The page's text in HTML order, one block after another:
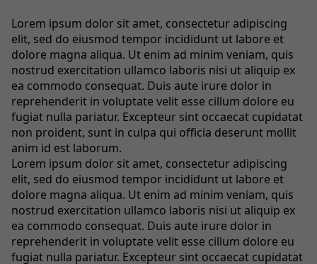
Lorem ipsum dolor sit amet, consectetur adipiscing
elit, sed do eiusmod tempor incididunt ut labore et
dolore magna aliqua. Ut enim ad minim veniam, quis
nostrud exercitation ullamco laboris nisi ut aliquip ex
ea commodo consequat. Duis aute irure dolor in
reprehenderit in voluptate velit esse cillum dolore eu
fugiat nulla pariatur. Excepteur sint occaecat cupidatat
non proident, sunt in culpa qui officia deserunt mollit
anim id est laborum.
Lorem ipsum dolor sit amet, consectetur adipiscing
elit, sed do eiusmod tempor incididunt ut labore et
dolore magna aliqua. Ut enim ad minim veniam, quis
nostrud exercitation ullamco laboris nisi ut aliquip ex
ea commodo consequat. Duis aute irure dolor in
reprehenderit in voluptate velit esse cillum dolore eu
fugiat nulla pariatur. Excepteur sint occaecat cupidatat